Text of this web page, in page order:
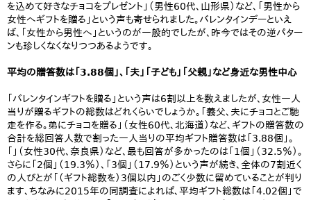
を込めて好きなチョコをプレゼント」（男性60代、山形県）など、「男性から
女性へギフトを贈る」という声も寄せられました。バレンタインデーといえ
ば、「女性から男性へ」というのが一般的でしたが、昨今ではその逆パター
ンも珍しくなくなりつつあるようです。
平均の贈答数は「3.88個」、「夫」「子ども」「父親」など身近な男性中心
「バレンタインギフトを贈る」という声は6割以上を数えましたが、女性一人
当りが贈るギフトの総数はどれくらいでしょうか。「義父、夫にチョコとご馳
走を作る。弟にチョコを贈る」（女性60代、北海道）など、ギフトの贈答数の
合計を総回答人数で割った一人当りの平均ギフト贈答数は「3.88個」。
「」（女性30代、奈良県）など、最も回答が多かったのは「1個」（32.5％）。
さらに「2個」（19.3％）、「3個」（17.9％）という声が続き、全体の7割近く
の人びとが「（ギフト総数を）3個以内」のごく少数に留めていることが判り
ます、ちなみに2015年の同調査によれば、平均ギフト総数は「4.02個」で